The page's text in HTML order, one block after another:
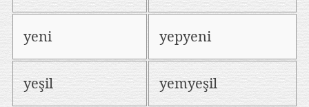
yeni yepyeni
yeşil yemyeşil